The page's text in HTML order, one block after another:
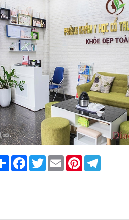
Share FacebookTwitter Email Pinterest